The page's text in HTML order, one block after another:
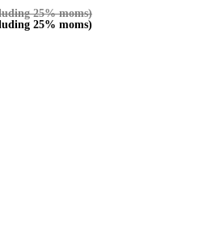
25% moms)
25% moms)